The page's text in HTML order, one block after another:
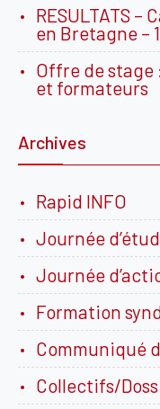
RESULTATS –
en Bretagne –
Offre de
et formateurs
Archives
Rapid INFO
Journée
Journée
Formation
Communiqué
Collectifs/